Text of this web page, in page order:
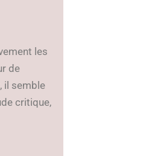
les
de
il semble
critique,